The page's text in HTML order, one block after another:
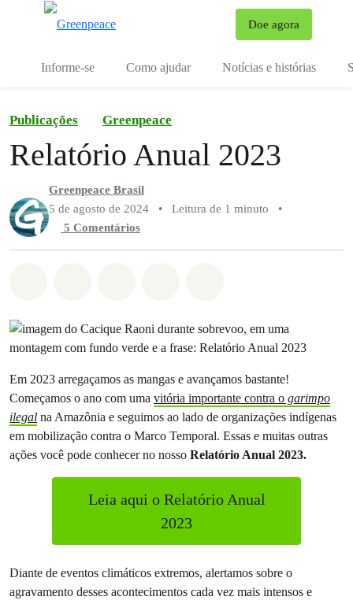
Doe agora
Informe-se Como ajudar Notícias e histórias
Publicações Greenpeace
Relatório Anual 2023
Greenpeace Brasil
5 de agosto de 2024
• Leitura de 1 minuto
•
5 Comentários
Em 2023 arregaçamos as mangas e avançamos bastante!
Começamos o ano com uma vitória importante contra o garimpo
ilegal na Amazônia e seguimos ao lado de organizações indígenas
em mobilização contra o Marco Temporal. Essas e muitas outras
ações você pode conhecer no nosso Relatório Anual 2023.
Leia aqui o Relatório Anual
2023
Diante de eventos climáticos extremos, alertamos sobre o
agravamento desses acontecimentos cada vez mais intensos e